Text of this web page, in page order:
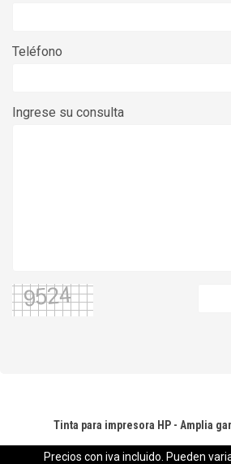
Teléfono
Ingrese su consulta
Tinta para impresora HP - Amplia
Precios con iva incluido. Pueden